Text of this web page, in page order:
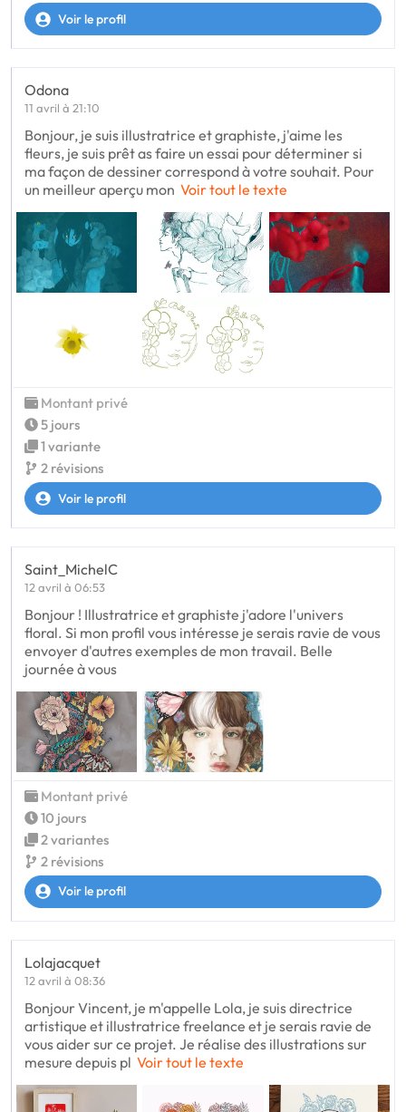
Voir le profil
Odona
11 avril à 21:10
Bonjour, je suis illustratrice et graphiste, j'aime les
fleurs, je suis prêt as faire un essai pour déterminer si
ma façon de dessiner correspond à votre souhait. Pour
un meilleur aperçu mon Voir tout le texte
Montant privé
5 jours
1 variante
2 révisions
Voir le profil
Saint_MichelC
12 avril à 06:53
Bonjour ! Illustratrice et graphiste j'adore l'univers
floral. Si mon profil vous intéresse je serais ravie de vous
envoyer d'autres exemples de mon travail. Belle
journée à vous
Montant privé
10 jours
2 variantes
2 révisions
Voir le profil
Lolajacquet
12 avril à 08:36
Bonjour Vincent, je m'appelle Lola, je suis directrice
artistique et illustratrice freelance et je serais ravie de
vous aider sur ce projet. Je réalise des illustrations sur
mesure depuis pl Voir tout le texte